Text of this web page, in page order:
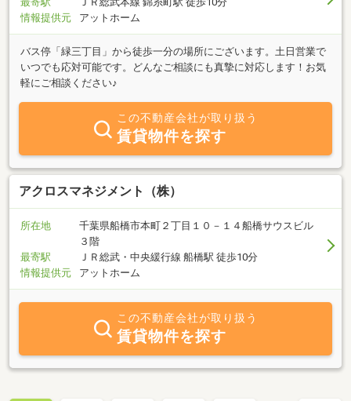
情報提供元
アットホーム
バス停「緑三丁目」から徒歩一分の場所にございます。土日営業で
いつでも応対可能です。どんなご相談にも真摯に対応します！お気
軽にご相談ください♪
この不動産会社が取り扱う
賃貸物件を探す
アクロスマネジメント（株）
所在地
千葉県船橋市本町２丁目１０－１４船橋サウスビル
３階
最寄駅
ＪＲ総武・中央緩行線 船橋駅 徒歩10分
情報提供元
アットホーム
この不動産会社が取り扱う
賃貸物件を探す